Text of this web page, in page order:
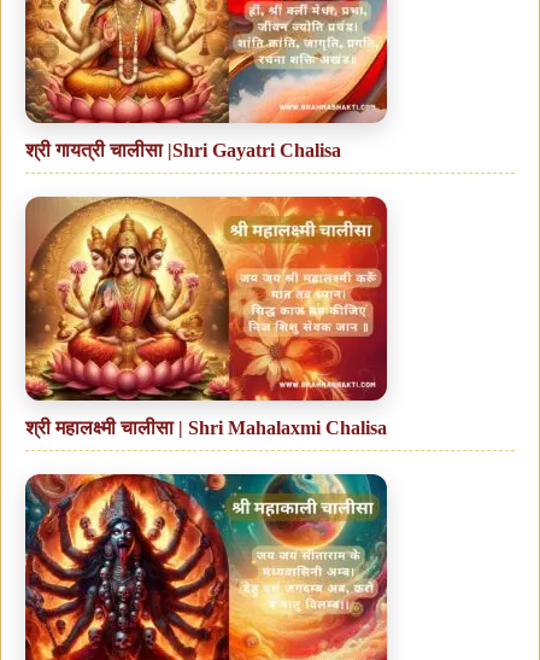
श्री गायत्री चालीसा |Shri Gayatri Chalisa
श्री महालक्ष्मी चालीसा | Shri Mahalaxmi Chalisa